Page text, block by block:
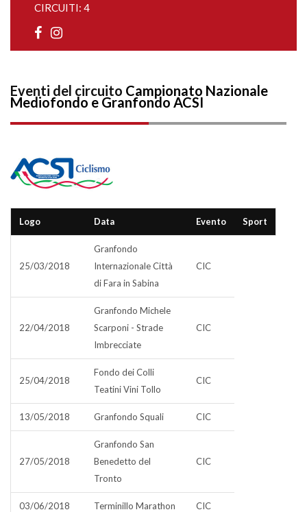
CIRCUITI: 4
Eventi del circuito Campionato Nazionale
Mediofondo e Granfondo ACSI
Logo Data Evento Sport
25/03/2018
Granfondo
Internazionale Città
di Fara in Sabina
CIC
22/04/2018
Granfondo Michele
Scarponi - Strade
Imbrecciate
CIC
25/04/2018
Fondo dei Colli
Teatini Vini Tollo
CIC
13/05/2018 Granfondo Squali CIC
27/05/2018
Granfondo San
Benedetto del
Tronto
CIC
03/06/2018 Terminillo Marathon CIC